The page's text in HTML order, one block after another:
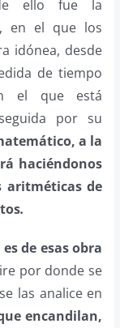
ello fue la
en el que los
idónea, desde
de tiempo
el que está
por su
a la
haciéndonos
aritméticas de
.
es de esas obra
por donde se
las analice en
encandilan,